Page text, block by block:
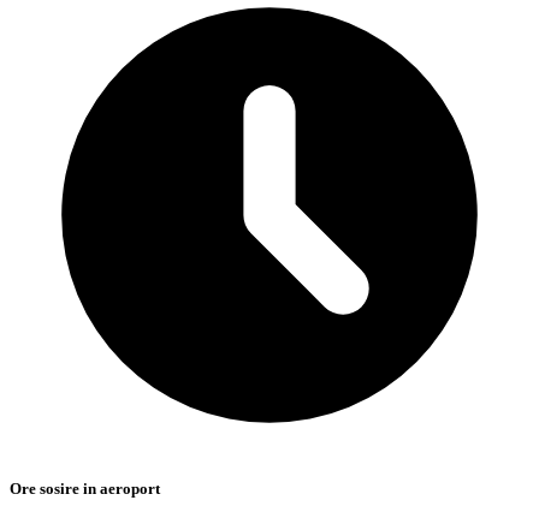
Ore sosire in aeroport